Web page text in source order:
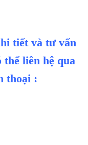
tiết và tư vấn
thể liên hệ qua
thoại :